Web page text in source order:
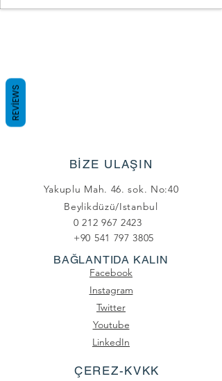
BİZE ULAŞIN
Yakuplu Mah. 46. sok. No:40
Beylikdüzü/Istanbul
0 212 967 2423
+90 541 797 3805
BAĞLANTIDA KALIN
Facebook
Instagram
Twitter
Youtube
LinkedIn
ÇEREZ-KVKK
REVIEWS